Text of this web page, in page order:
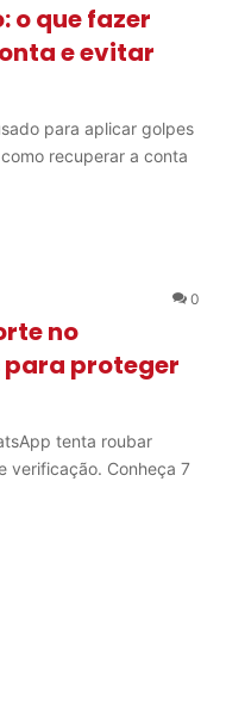
o que fazer
e evitar
para aplicar golpes
recuperar a conta
0
no
para proteger
tenta roubar
verificação. Conheça 7